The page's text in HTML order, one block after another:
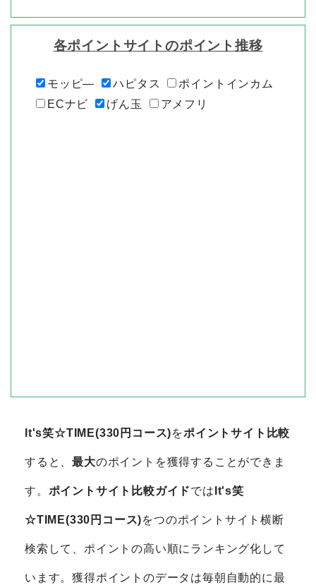
各ポイントサイトのポイント推移
モッピ― ハピタス
ポイントインカム
ECナビ
げん玉 アメフリ
It's笑☆TIME(330円コース)をポイントサイト比較
すると、最大のポイントを獲得することができま
す。 ポイントサイト比較ガイドでは It's笑
☆TIME(330円コース)をつのポイントサイト横断
検索して、ポイントの高い順にランキング化して
います。獲得ポイントのデータは毎朝自動的に最